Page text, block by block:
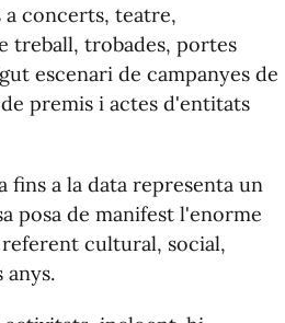
a concerts, teatre,
treball, trobades, portes
escenari de campanyes de
premis i actes d'entitats
fins a la data representa un
posa de manifest l'enorme
cultural, social,